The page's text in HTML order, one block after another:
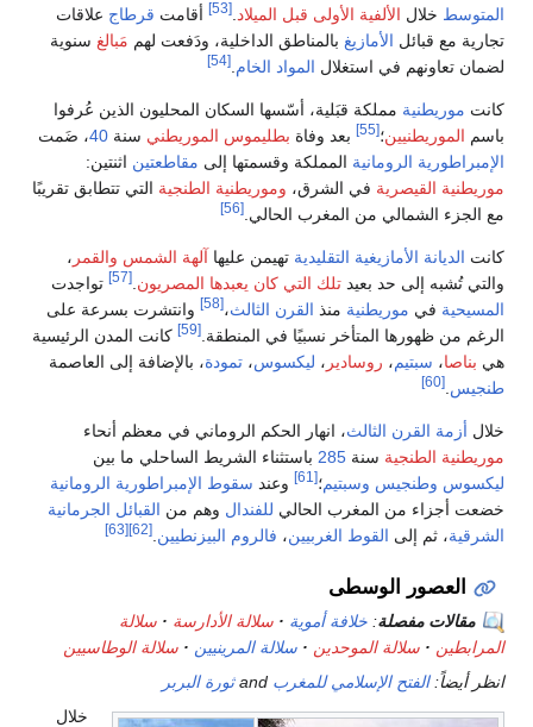
خلالالألفية الأولى قبل الميلاد . أقامتقرطاجعلاقات
مع قبائلالأمازيغبالمناطق الداخلية، ودَفعت لهممَبالغسنوية
تعاونهم في استغلال المواد الخام.
مملكة قبَلية، أسّسها السكان المحليون الذين عُرفوا
؛ بعد وفاةبطليموس الموريطنيسنة40، ضَمت
الرومانيةالمملكة وقسمتها إلىمقاطعتين اثنتين:
القيصريةفي الشرق، وموريطنية الطنجيةالتي تتطابق تقريبًا
الشمالي من المغرب الحالي.
الأمازيغية التقليديةتهيمن عليهاآلهة الشمس والقمر،
إلى حد بعيدتلك التي كان يعبدها المصريون .[57]
تواجدت
فيموريطنيةمنذ القرن الثالث،
وانتشرت بسرعة على
ظهورها المتأخر نسبيًا في المنطقة.
كانت المدن الرئيسية
،سبتيم،روسادير، ليكسوس،تمودة، بالإضافة إلى العاصمة
القرن الثالث، انهار الحكم الروماني في معظم أنحاء
الطنجيةسنة285باستثناء الشريط الساحلي ما بين
وطنجيس وسبتيم؛ وعندسقوط الإمبراطورية الرومانية
من المغرب الحالي للفندالوهم من القبائل الجرمانية
، ثم إلىالقوط الغربيين، فالروم البيزنطيين .
[62]
الوسطى
مفصلة:خلافة أموية سلالة الأدارسة
سلالة
سلالة الموحدين سلالة المرينيين
سلالة الوطاسيين
الفتح الإسلامي للمغربand ثورة البربر
خلال